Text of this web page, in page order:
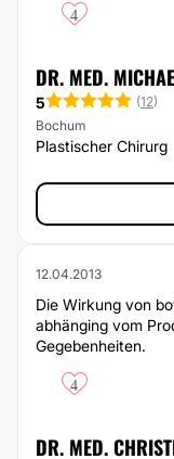
4
DR. MED.
5 (12)
Bochum
Plastischer Chirurg
12.04.2013
Die Wirkung von
abhänging vom
Gegebenheiten.
4
DR. MED.